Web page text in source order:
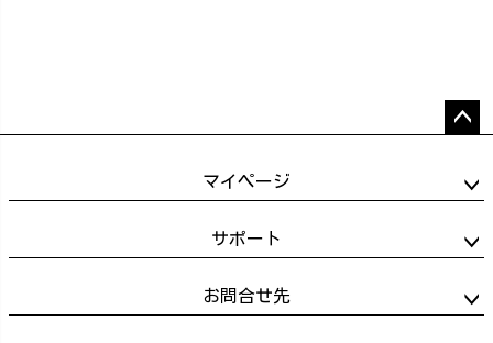
ップ
マイページ
サポート
お問合せ先